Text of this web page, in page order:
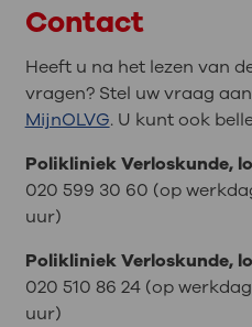
Contact
Heeft u na het lezen van
vragen? Stel uw vraag
MijnOLVG. U kunt ook
Polikliniek Verloskunde,
020 599 30 60 (op
uur)
Polikliniek Verloskunde,
020 510 86 24 (op
uur)